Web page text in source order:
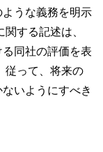
うな義務を明示
する記述は、
同社の評価を表
従って、将来の
いようにすべき